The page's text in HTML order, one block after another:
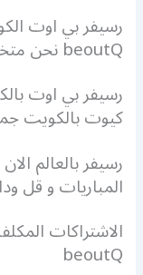
رسيفر بي اوت
beoutQ نحن متخصصون بتركيب و برمجة
رسيفر بي اوت
كيوت بالكويت
رسيفر بالعالم
المباريات و قل
الاشتراكات
beoutQ